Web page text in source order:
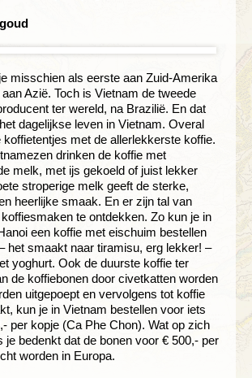
misschien als eerste aan Zuid-Amerika
Azië. Toch is Vietnam de tweede
ter wereld, na Brazilië. En dat
dagelijkse leven in Vietnam. Overal
koffietentjes met de allerlekkerste koffie.
drinken de koffie met
melk, met ijs gekoeld of juist lekker
stroperige melk geeft de sterke,
heerlijke smaak. En er zijn tal van
te ontdekken. Zo kun je in
een koffie met eischuim bestellen
het smaakt naar tiramisu, erg lekker! –
yoghurt. Ook de duurste koffie ter
de koffiebonen door civetkatten worden
uitgepoept en vervolgens tot koffie
kun je in Vietnam bestellen voor iets
per kopje (Ca Phe Chon). Wat op zich
je bedenkt dat de bonen voor € 500,- per
worden in Europa.